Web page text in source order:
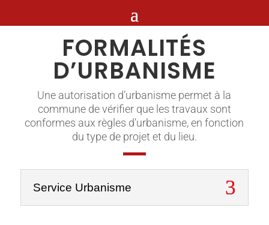
FORMALITÉS
D’URBANISME
Une autorisation d’urbanisme permet à la
commune de vérifier que les travaux sont
conformes aux règles d’urbanisme, en fonction
du type de projet et du lieu.
Service Urbanisme